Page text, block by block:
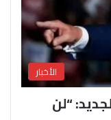
الأخبار
“لن